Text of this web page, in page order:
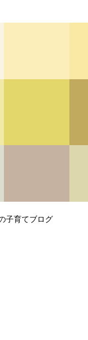
子育てブログ